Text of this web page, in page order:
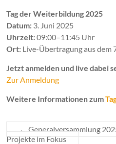
Tag der Weiterbildung 2025
Datum: 3. Juni 2025
Uhrzeit:09:00–11:45 Uhr
Ort: Live-Übertragung aus dem
Jetzt anmelden und live dabei
Zur Anmeldung
Weitere Informationen zum
← Generalversammlung
Projekte im Fokus